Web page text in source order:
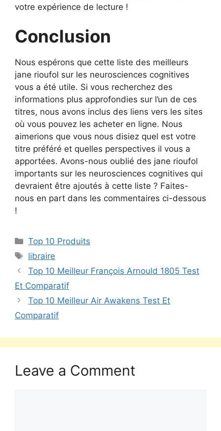
votre expérience de lecture !
Conclusion
Nous espérons que cette liste des meilleurs
jane rioufol sur les neurosciences cognitives
vous a été utile. Si vous recherchez des
informations plus approfondies sur l’un de ces
titres, nous avons inclus des liens vers les sites
où vous pouvez les acheter en ligne. Nous
aimerions que vous nous disiez quel est votre
titre préféré et quelles perspectives il vous a
apportées. Avons-nous oublié des jane rioufol
importants sur les neurosciences cognitives qui
devraient être ajoutés à cette liste ? Faites-
nous en part dans les commentaires ci-dessous
!
Top 10 Produits
libraire
Top 10 Meilleur François Arnould 1805 Test
Et Comparatif
Top 10 Meilleur Air Awakens Test Et
Comparatif
Leave a Comment